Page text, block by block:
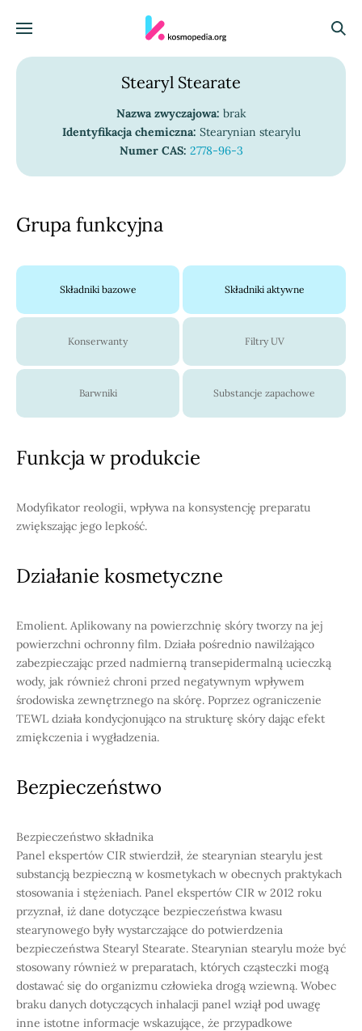
Menu
Stearyl Stearate
Nazwa zwyczajowa: brak
Identyfikacja chemiczna: Stearynian stearylu
Numer CAS: 2778-96-3
Grupa funkcyjna
Składniki bazowe Składniki aktywne
Konserwanty Filtry UV
Barwniki Substancje zapachowe
Funkcja w produkcie
Modyfikator reologii, wpływa na konsystencję preparatu
zwiększając jego lepkość.
Działanie kosmetyczne
Emolient. Aplikowany na powierzchnię skóry tworzy na jej
powierzchni ochronny film. Działa pośrednio nawilżająco
zabezpieczając przed nadmierną transepidermalną ucieczką
wody, jak również chroni przed negatywnym wpływem
środowiska zewnętrznego na skórę. Poprzez ograniczenie
TEWL działa kondycjonująco na strukturę skóry dając efekt
zmiękczenia i wygładzenia.
Bezpieczeństwo
Bezpieczeństwo składnika
Panel ekspertów CIR stwierdził, że stearynian stearylu jest
substancją bezpieczną w kosmetykach w obecnych praktykach
stosowania i stężeniach. Panel ekspertów CIR w 2012 roku
przyznał, iż dane dotyczące bezpieczeństwa kwasu
stearynowego były wystarczające do potwierdzenia
bezpieczeństwa Stearyl Stearate. Stearynian stearylu może być
stosowany również w preparatach, których cząsteczki mogą
dostawać się do organizmu człowieka drogą wziewną. Wobec
braku danych dotyczących inhalacji panel wziął pod uwagę
inne istotne informacje wskazujące, że przypadkowe